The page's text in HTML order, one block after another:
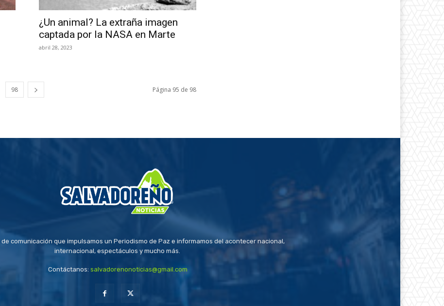
¿Un animal? La extraña imagen
captada por la NASA en Marte
abril 28, 2023
98 Página 95 de 98
de comunicación que impulsamos un Periodismo de Paz e informamos del acontecer nacional,
internacional, espectáculos y mucho más.
Contáctanos: salvadorenonoticias@gmail.com